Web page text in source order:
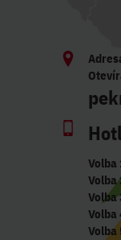
Volba
Volba
Volba
Volba
Volba